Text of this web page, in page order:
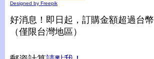
Designed by Freepik
好消息！即日起，訂購金額超過台幣
（僅限台灣地區）